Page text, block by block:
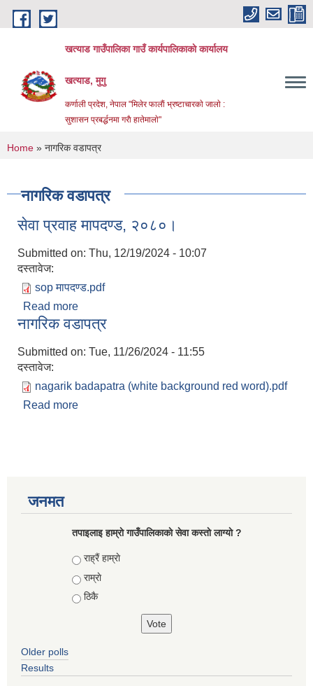
Skip to main content
खत्याड गाउँपालिका गाउँ कार्यपालिकाकाे कार्यालय
खत्याड, मुगु
कर्णाली प्रदेश, नेपाल "मिलेर फालाैं भ्रष्टाचारकाे जालाे :
सुशासन प्रबर्द्धनमा गराै‌ हातेमालाे"
You are here
Home » नागरिक वडापत्र
नागरिक वडापत्र
सेवा प्रवाह मापदण्ड, २०८०।
Submitted on: Thu, 12/19/2024 - 10:07
दस्तावेज:
sop मापदण्ड.pdf
Read more
नागरिक वडापत्र
Submitted on: Tue, 11/26/2024 - 11:55
दस्तावेज:
nagarik badapatra (white background red word).pdf
Read more
जनमत
तपाइलाइ हाम्राे गाउँपालिकाकाे सेवा कस्ताे लाग्याे ?
Choices
राह्रैं हाम्राे
राम्राे
ठिकै
Older polls
Results